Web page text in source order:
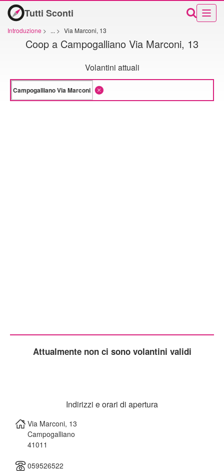
Tutti Sconti
Introduzione > ... > Via Marconi, 13
Coop a Campogalliano Via Marconi, 13
Volantini attuali
Attualmente non ci sono volantini validi
Indirizzi e orari di apertura
Via Marconi, 13
Campogalliano
41011
059526522